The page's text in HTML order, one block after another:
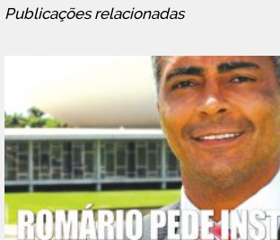
Publicações relacionadas